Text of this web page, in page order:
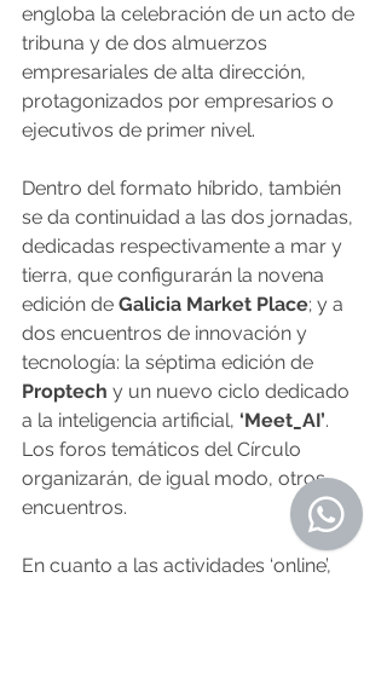
engloba la celebración de un acto de
tribuna y de dos almuerzos
empresariales de alta dirección,
protagonizados por empresarios o
ejecutivos de primer nivel.
Dentro del formato híbrido, también
se da continuidad a las dos jornadas,
dedicadas respectivamente a mar y
tierra, que configurarán la novena
edición de Galicia Market Place; y a
dos encuentros de innovación y
tecnología: la séptima edición de
Proptech y un nuevo ciclo dedicado
a la inteligencia artificial, ‘Meet_AI’.
Los foros temáticos del Círculo
organizarán, de igual modo, otros
encuentros.
En cuanto a las actividades ‘online’,